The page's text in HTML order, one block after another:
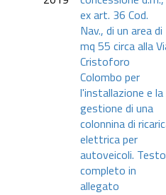
ex art. 36 Cod.
Nav., di un area di
mq 55 circa alla
Cristoforo
Colombo per
l'installazione e la
gestione di una
colonnina di
elettrica per
autoveicoli. Testo
completo in
allegato